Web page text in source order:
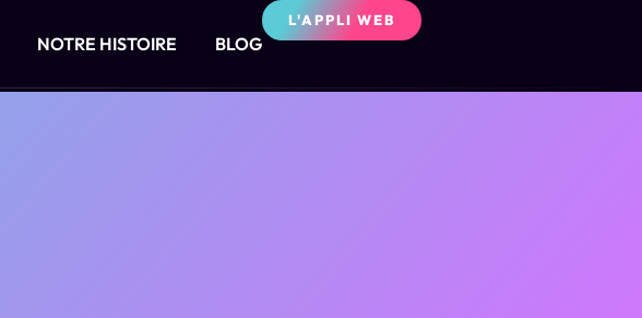
NOTRE HISTOIRE BLOG
L'APPLI WEB